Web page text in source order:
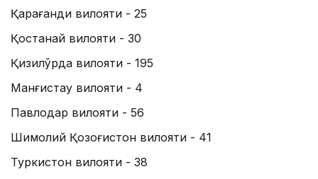
Қарағанди вилояти - 25
Қостанай вилояти - 30
Қизилўрда вилояти - 195
Манғистау вилояти - 4
Павлодар вилояти - 56
Шимолий Қозоғистон вилояти - 41
Туркистон вилояти - 38